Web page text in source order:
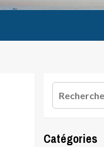
Catégories